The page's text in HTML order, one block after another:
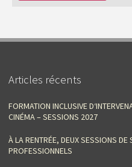
Articles récents
FORMATION INCLUSIVE
CINÉMA – SESSIONS 2027
À LA RENTRÉE, DEUX SESSIONS DE
PROFESSIONNELS